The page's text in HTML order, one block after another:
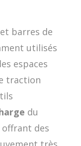
barres de
utilisés
espaces
traction
du
des